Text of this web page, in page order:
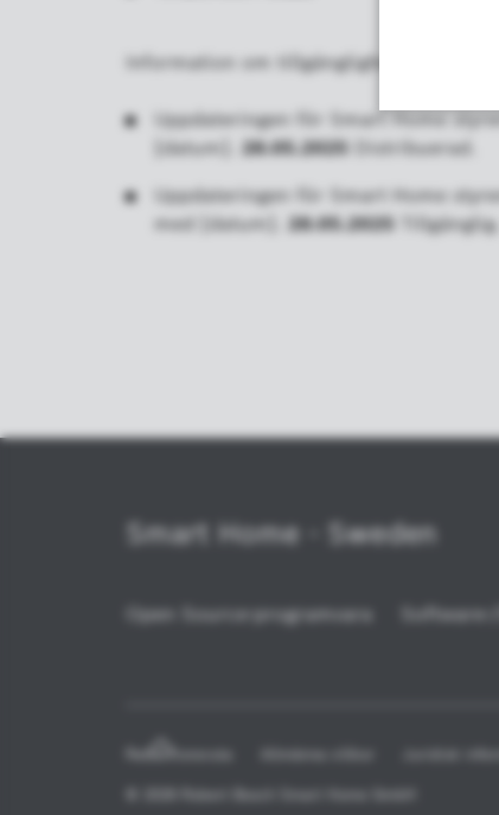
Information om tillgänglighet:
Uppdateringen för Smart Home
[datum].
28.05.2025
Distribuerad.
Uppdateringen för Smart Home
med [datum].
28.05.2025 Tillgänglig.
Smart Home - Sweden
Open Source-programvara